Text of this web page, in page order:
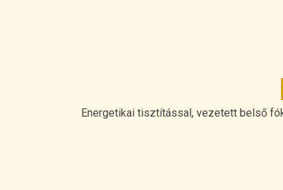
Energetikai tisztítással, vezetett belső